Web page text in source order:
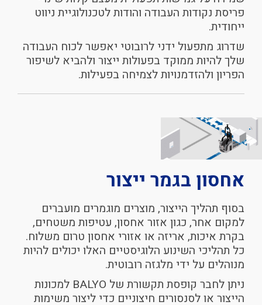
פריסת נקודות העבודה והודות לטכנולוגיית ניווט
ייחודית.
שדרוג מתפעול ידני לרובוטי יאפשר לכוח העבודה
שלך להיות ממוקד בפעולות ייצור ולהביא לשיפור
הפריון ולהזדמנויות לצמיחה בפעילות.
אחסון בגמר ייצור
בסוף תהליך הייצור, מוצרים מוגמרים מועברים
למקום אחר, כגון אזור אחסון, עטיפות משטחים,
בקרת איכות, אריזה או אזורי אחסון טרום משלוח.
כל תהליכי השינוע הלוגיסטיים האלו יכולים להיות
מנוהלים על ידי מלגזה רובוטית.
ניתן לחבר קופסת תקשורת של BALYO למכונות
הייצור או לסנסורים חיצוניים כדי ליצור משימות